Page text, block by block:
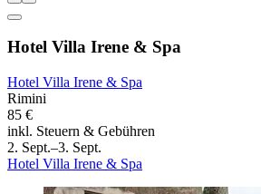
Hotel Villa Irene & Spa
Hotel Villa Irene & Spa
Rimini
85 €
inkl. Steuern & Gebühren
2. Sept.–3. Sept.
Hotel Villa Irene & Spa